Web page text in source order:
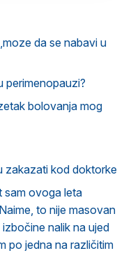
da se nabavi u
perimenopauzi?
bolovanja mog
zakazati kod doktorke
sam ovoga leta
to nije masovan
nalik na ujed
po jedna na različitim